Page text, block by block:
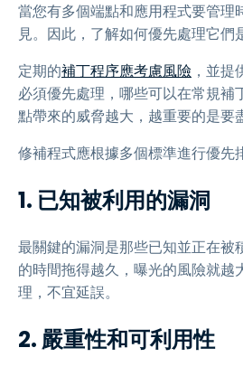
當您有多個端點和應用程式要管理
見。因此，了解如何優先處理它們
定期的補丁程序應考慮風險 ，並
必須優先處理，哪些可以在常規補
點帶來的威脅越大，越重要的是要
修補程式應根據多個標準進行優先
1. 已知被利用的漏洞
最關鍵的漏洞是那些已知並正在被
的時間拖得越久，曝光的風險就越
理，不宜延誤。
2. 嚴重性和可利用性